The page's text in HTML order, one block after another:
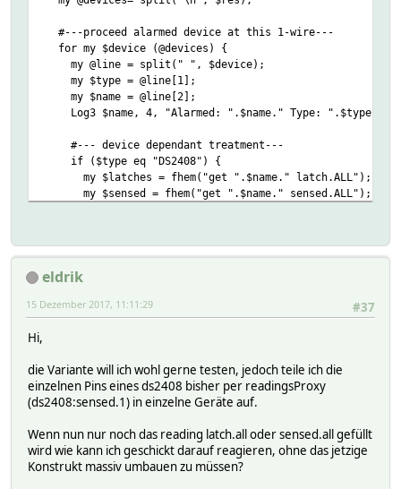
#---proceed alarmed device at this 1-wire---
for my $device (@devices) {
my @line = split(" ", $device);
my $type = @line[1];
my $name = @line[2];
Log3 $name, 4, "Alarmed: ".$name." Type: ".$type;
#--- device dependant treatment---
if ($type eq "DS2408") {
my $latches = fhem("get ".$name." latch.ALL");
my $sensed = fhem("get ".$name." sensed.ALL");
# ggf. Daten konvertieren, damit indiziert
for (my $port=0; $port <= 7; $port++) {
Log3 $name, 4, "Port at device ".$name.":
#---Port gets cleared if autoClearAlarm---
# hier fehlt noch die Auswertung der Bits
if ($autoClear != "") {
Log3 $name, 4,"autoClearedAlarm on Port:
}
}
}
eldrik
#37
15 Dezember 2017, 11:11:29
Hi,
die Variante will ich wohl gerne testen, jedoch teile ich die
einzelnen Pins eines ds2408 bisher per readingsProxy
(ds2408:sensed.1) in einzelne Geräte auf.
Wenn nun nur noch das reading latch.all oder sensed.all gefüllt
wird wie kann ich geschickt darauf reagieren, ohne das jetzige
Konstrukt massiv umbauen zu müssen?